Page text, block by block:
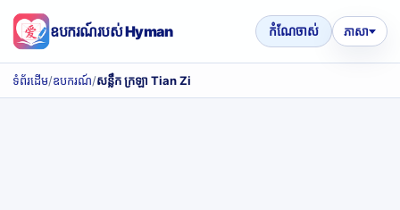
ឧបករណ៍របស់ Hyman កំណែចាស់ ភាសា
ទំព័រដើម/ឧបករណ៍/សន្លឹក ក្រឡា Tian Zi